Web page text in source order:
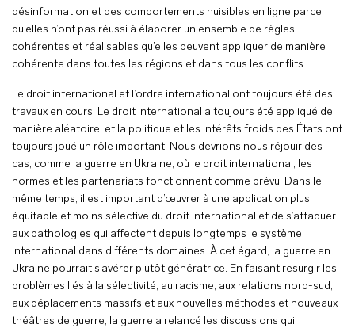
désinformation et des comportements nuisibles en ligne parce
qu’elles n’ont pas réussi à élaborer un ensemble de règles
cohérentes et réalisables qu’elles peuvent appliquer de manière
cohérente dans toutes les régions et dans tous les conflits.
Le droit international et l’ordre international ont toujours été des
travaux en cours. Le droit international a toujours été appliqué de
manière aléatoire, et la politique et les intérêts froids des États ont
toujours joué un rôle important. Nous devrions nous réjouir des
cas, comme la guerre en Ukraine, où le droit international, les
normes et les partenariats fonctionnent comme prévu. Dans le
même temps, il est important d’œuvrer à une application plus
équitable et moins sélective du droit international et de s’attaquer
aux pathologies qui affectent depuis longtemps le système
international dans différents domaines. À cet égard, la guerre en
Ukraine pourrait s’avérer plutôt génératrice. En faisant resurgir les
problèmes liés à la sélectivité, au racisme, aux relations nord-sud,
aux déplacements massifs et aux nouvelles méthodes et nouveaux
théâtres de guerre, la guerre a relancé les discussions qui